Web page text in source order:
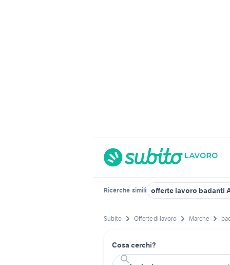
Ricerche simili offerte lavoro badanti
Subito Offerte di lavoro Marche
Cosa cerchi?